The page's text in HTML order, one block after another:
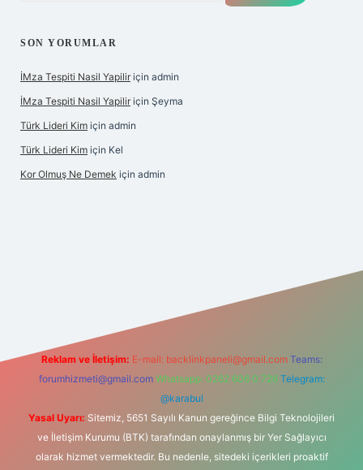
SON YORUMLAR
İMza Tespiti Nasil Yapilir için admin
İMza Tespiti Nasil Yapilir için Şeyma
Türk Lideri Kim için admin
Türk Lideri Kim için Kel
Kor Olmuş Ne Demek için admin
Reklam ve İletişim: E-mail: backlinkpaneli@gmail.com Teams:
forumhizmeti@gmail.com Whatsapp: 0262 606 0 726 Telegram:
@karabul
Yasal Uyarı: Sitemiz, 5651 Sayılı Kanun gereğince Bilgi Teknolojileri
ve İletişim Kurumu (BTK) tarafından onaylanmış bir Yer Sağlayıcı
olarak hizmet vermektedir. Bu nedenle, sitedeki içerikleri proaktif